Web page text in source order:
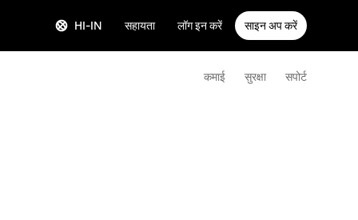
HI-IN सहायता लॉग इन करें साइन अप करें
कमाई सुरक्षा सपोर्ट